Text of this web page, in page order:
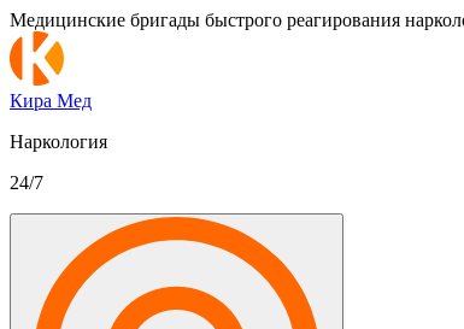
Медицинские бригады быстрого реагирования
Кира Мед
Наркология
24/7